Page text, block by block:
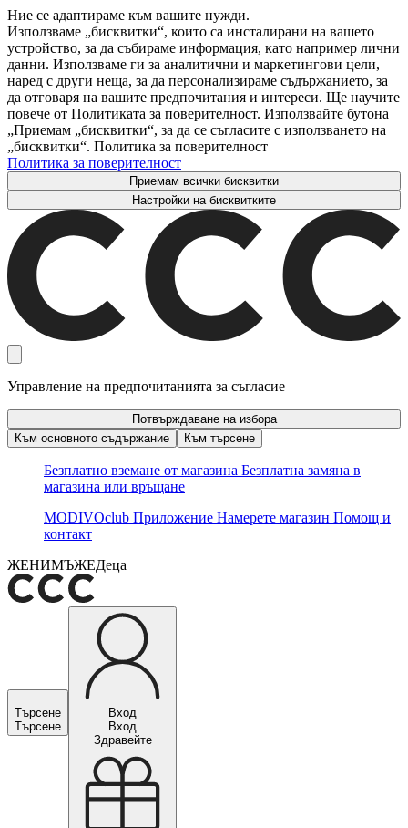
Ние се адаптираме към вашите нужди.
Използваме „бисквитки“, които са инсталирани на вашето
устройство, за да събираме информация, като например лични
данни. Използваме ги за аналитични и маркетингови цели,
наред с други неща, за да персонализираме съдържанието, за
да отговаря на вашите предпочитания и интереси. Ще научите
повече от Политиката за поверителност. Използвайте бутона
„Приемам „бисквитки“, за да се съгласите с използването на
„бисквитки“. Политика за поверителност
Политика за поверителност
Приемам всички бисквитки
Настройки на бисквитките
Управление на предпочитанията за съгласие
Потвърждаване на избора
Към основното съдържание
Към търсене
Безплатно вземане от магазина Безплатна замяна в
магазина или връщане
MODIVOclub Приложение Намерете магазин Помощ и
контакт
ЖЕНИМЪЖЕДеца
Търсене
Търсене
Вход
Вход
Здравейте